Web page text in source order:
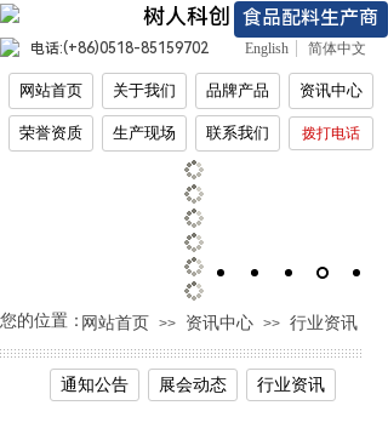
树人科创
拨打电话
English 简体中文
网站首页 关于我们 品牌产品 资讯中心
荣誉资质 生产现场 联系我们
电话:(+86)0518-85159702
食品配料生产商
网站首页 >> 资讯中心 >> 行业资讯
您的位置：
通知公告 展会动态 行业资讯